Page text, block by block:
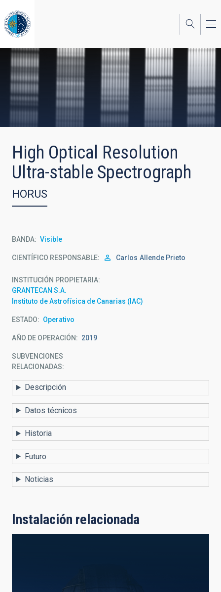
al
contenido
principal
High Optical Resolution
Ultra-stable Spectrograph
HORUS
BANDA Visible
CIENTÍFICO RESPONSABLE Carlos Allende Prieto
INSTITUCIÓN PROPIETARIA
GRANTECAN S.A.
Instituto de Astrofísica de Canarias (IAC)
ESTADO Operativo
AÑO DE OPERACIÓN 2019
SUBVENCIONES
RELACIONADAS:
Descripción
Datos técnicos
Historia
Futuro
Noticias
Instalación relacionada